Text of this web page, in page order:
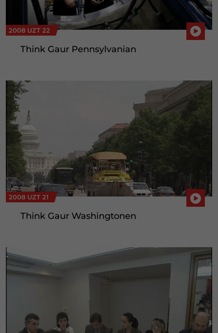
2008 UZT 22
Think Gaur Pennsylvanian
2008 UZT 21
Think Gaur Washingtonen